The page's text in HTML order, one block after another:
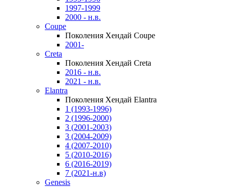
1997-1999
2000 - н.в.
Coupe
Поколения Хендай Coupe
2001-
Creta
Поколения Хендай Creta
2016 - н.в.
2021 - н.в.
Elantra
Поколения Хендай Elantra
1 (1993-1996)
2 (1996-2000)
3 (2001-2003)
3 (2004-2009)
4 (2007-2010)
5 (2010-2016)
6 (2016-2019)
7 (2021-н.в)
Genesis